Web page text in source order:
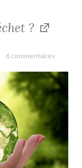
?
6 commentaires